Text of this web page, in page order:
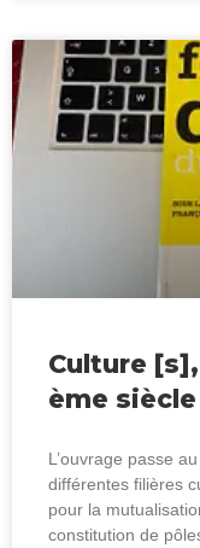
Culture
ème siècle
L’ouvrage passe
différentes filières
pour la
constitution de